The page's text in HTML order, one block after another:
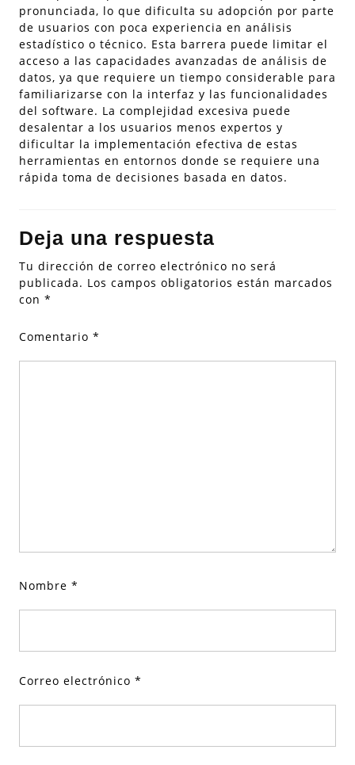
pronunciada, lo que dificulta su adopción por parte
de usuarios con poca experiencia en análisis
estadístico o técnico. Esta barrera puede limitar el
acceso a las capacidades avanzadas de análisis de
datos, ya que requiere un tiempo considerable para
familiarizarse con la interfaz y las funcionalidades
del software. La complejidad excesiva puede
desalentar a los usuarios menos expertos y
dificultar la implementación efectiva de estas
herramientas en entornos donde se requiere una
rápida toma de decisiones basada en datos.
Deja una respuesta
Tu dirección de correo electrónico no será
publicada. Los campos obligatorios están marcados
con *
Comentario *
Nombre *
Correo electrónico *